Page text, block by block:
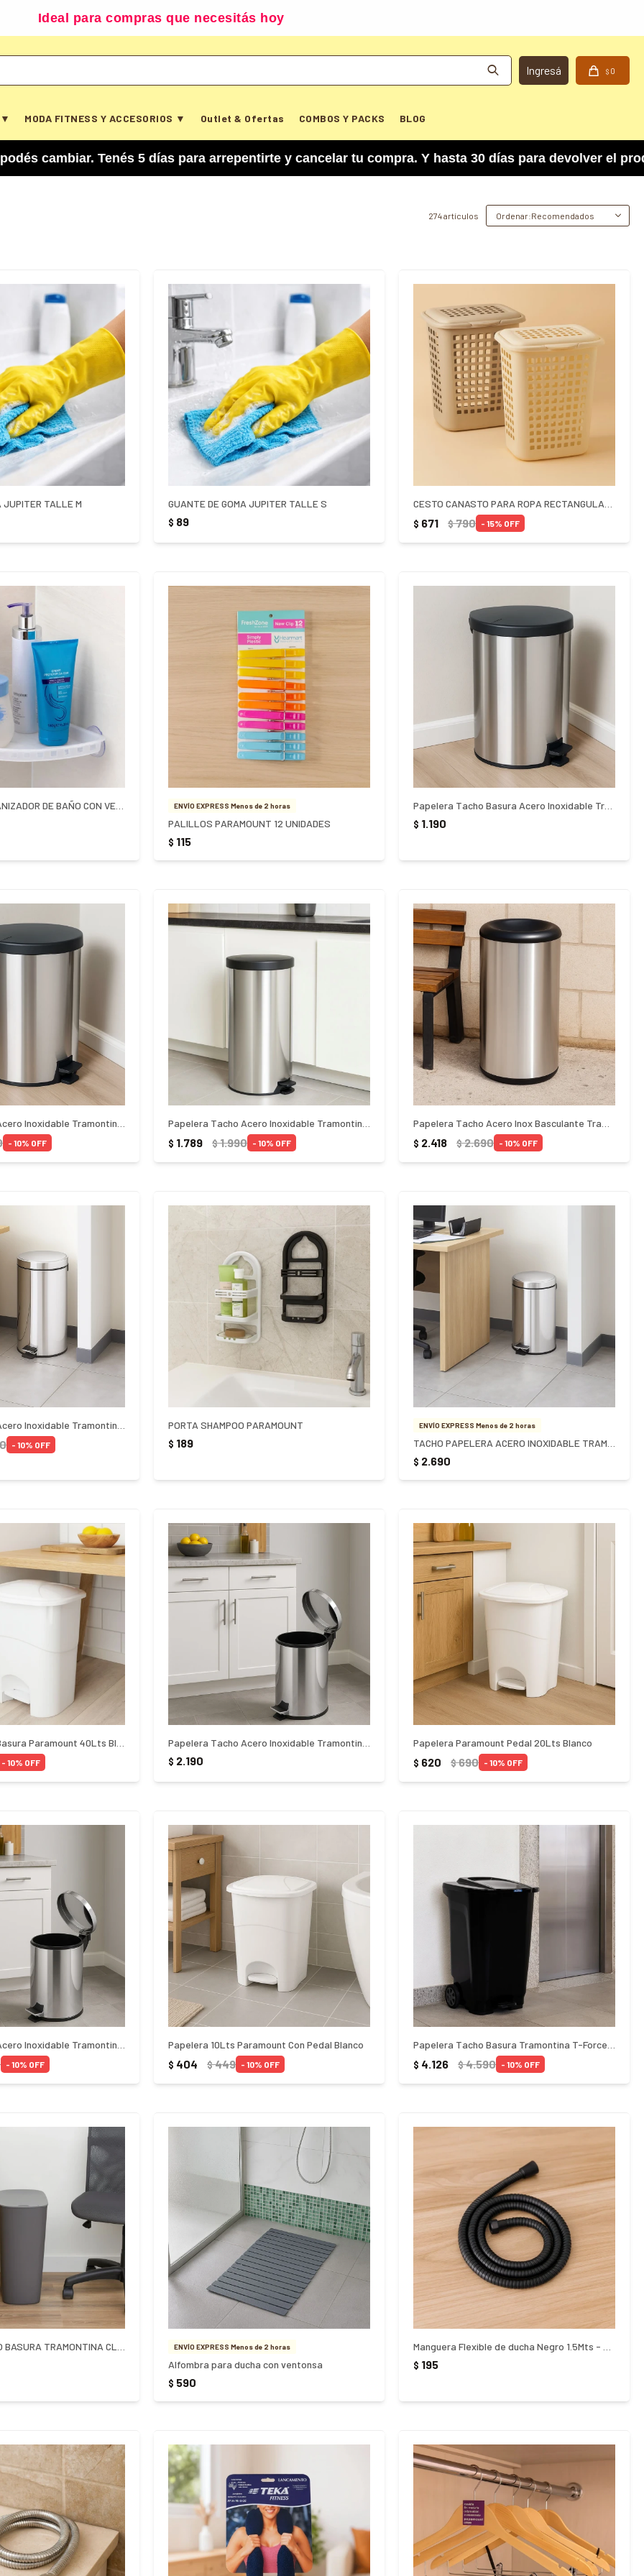
Ideal para compras que necesitás hoy
▼ MODA FITNESS Y ACCESORIOS ▼ Outlet & Ofertas COMBOS Y PACKS BLOG
$ 0
5 días para arrepentirte y cancelar tu compra. Y hasta 30 días para devolver el producto si
274 artículos Recomendados
JUPITER TALLE M GUANTE DE GOMA JUPITER TALLE S
$ 89 $ 671 $790 15
ESQUINERO ORGANIZADOR DE BAÑO CON VENTOSA PARAMOUNT ENVÍO EXPRESS Menos de 2 horas
PALILLOS PARAMOUNT 12 UNIDADES
$ 115
Papelera Tacho Basura Acero Inoxidable Tramontina 5 litros - PLATEADO
$ 1.190
10 $ 1.789 $1.990 10 $ 2.418 $2.690 10
10
PORTA SHAMPOO PARAMOUNT
$ 189
ENVÍO EXPRESS Menos de 2 horas
$ 2.690
10 $ 2.190
Papelera Paramount Pedal 20Lts Blanco
$ 620 $690 10
10
Papelera 10Lts Paramount Con Pedal Blanco
$ 404 $449 10 $ 4.126 $4.590 10
ENVÍO EXPRESS Menos de 2 horas
Alfombra para ducha con ventonsa
$ 590
$ 195